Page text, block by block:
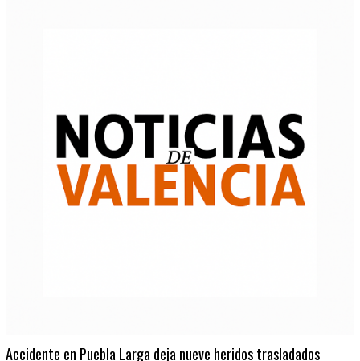
Accidente en Puebla Larga deja nueve heridos trasladados